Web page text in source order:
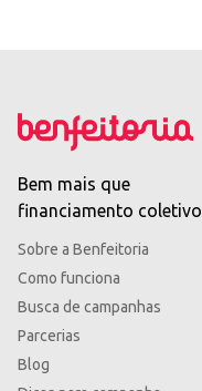
Bem mais que
financiamento coletivo
Sobre a Benfeitoria
Como funciona
Busca de campanhas
Parcerias
Blog